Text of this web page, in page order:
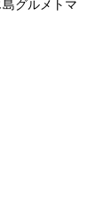
グルメトマ